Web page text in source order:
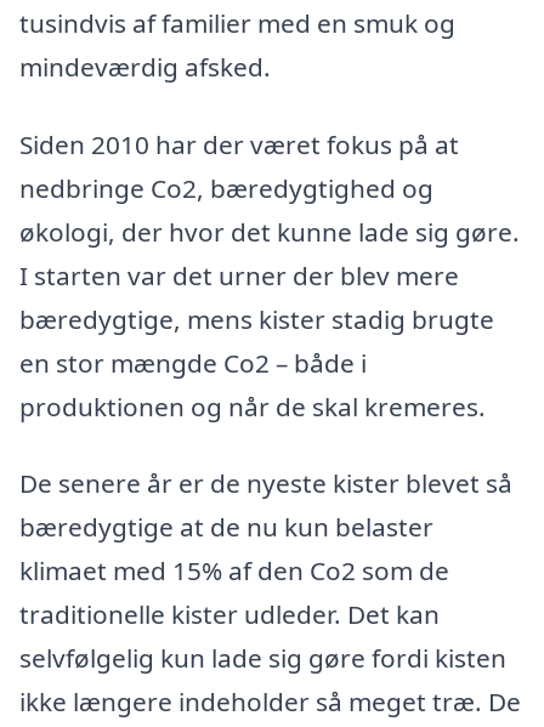
tusindvis af familier med en smuk og
mindeværdig afsked.
Siden 2010 har der været fokus på at
nedbringe Co2, bæredygtighed og
økologi, der hvor det kunne lade sig gøre.
I starten var det urner der blev mere
bæredygtige, mens kister stadig brugte
en stor mængde Co2 – både i
produktionen og når de skal kremeres.
De senere år er de nyeste kister blevet så
bæredygtige at de nu kun belaster
klimaet med 15% af den Co2 som de
traditionelle kister udleder. Det kan
selvfølgelig kun lade sig gøre fordi kisten
ikke længere indeholder så meget træ. De